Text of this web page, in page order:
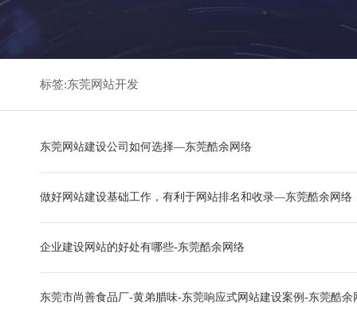
标签:东莞网站开发
东莞网站建设公司如何选择—东莞酷余网络
做好网站建设基础工作，有利于网站排名和收录—东莞酷余网络
企业建设网站的好处有哪些-东莞酷余网络
东莞市尚善食品厂-黄弟腊味-东莞响应式网站建设案例-东莞酷余